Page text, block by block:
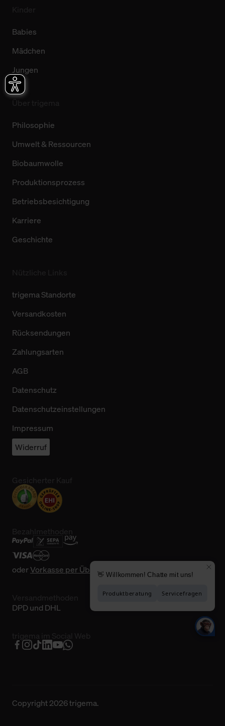
Babies
Mädchen
Jungen
Philosophie
Umwelt & Ressourcen
Biobaumwolle
Produktionsprozess
Betriebsbesichtigung
Karriere
Geschichte
trigema Standorte
Versandkosten
Rücksendungen
Zahlungsarten
AGB
Datenschutz
Datenschutzeinstellungen
Impressum
Widerruf
oderVorkasse per Überweisung
DPD und DHL
Copyright 2026 trigema.